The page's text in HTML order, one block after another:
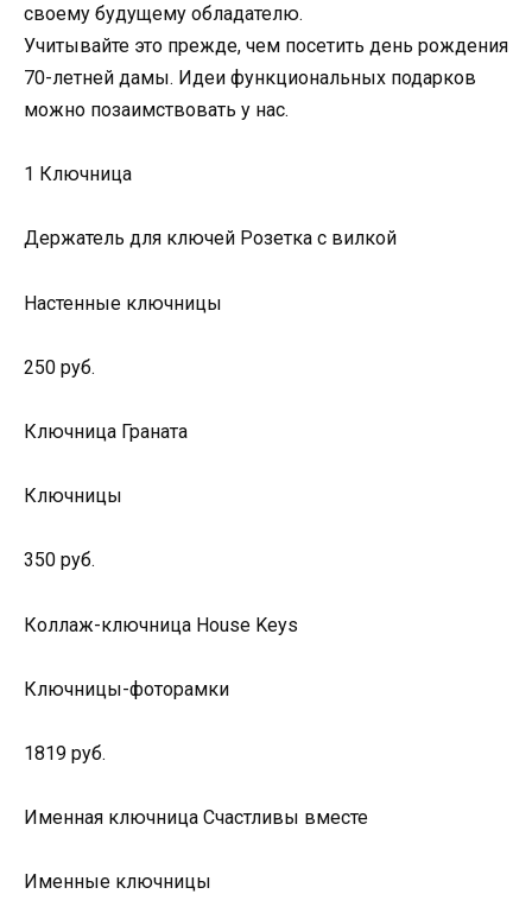
своему будущему обладателю.
Учитывайте это прежде, чем посетить день рождения
70-летней дамы. Идеи функциональных подарков
можно позаимствовать у нас.
1 Ключница
Держатель для ключей Розетка с вилкой
Настенные ключницы
250 руб.
Ключница Граната
Ключницы
350 руб.
Коллаж-ключница House Keys
Ключницы-фоторамки
1819 руб.
Именная ключница Счастливы вместе
Именные ключницы